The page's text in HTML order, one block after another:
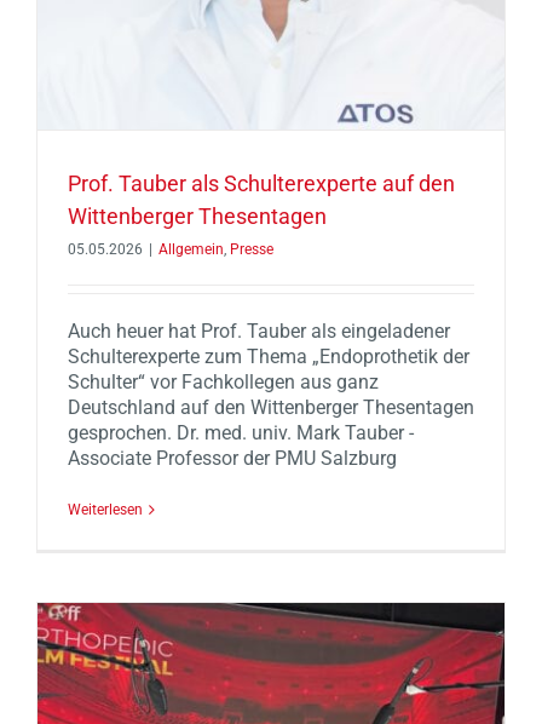
Prof. Tauber als Schulterexperte auf den
Wittenberger Thesentagen
05.05.2026 Allgemein, Presse
Auch heuer hat Prof. Tauber als eingeladener
Schulterexperte zum Thema „Endoprothetik der
Schulter“ vor Fachkollegen aus ganz
Deutschland auf den Wittenberger Thesentagen
gesprochen. Dr. med. univ. Mark Tauber -
Associate Professor der PMU Salzburg
Weiterlesen